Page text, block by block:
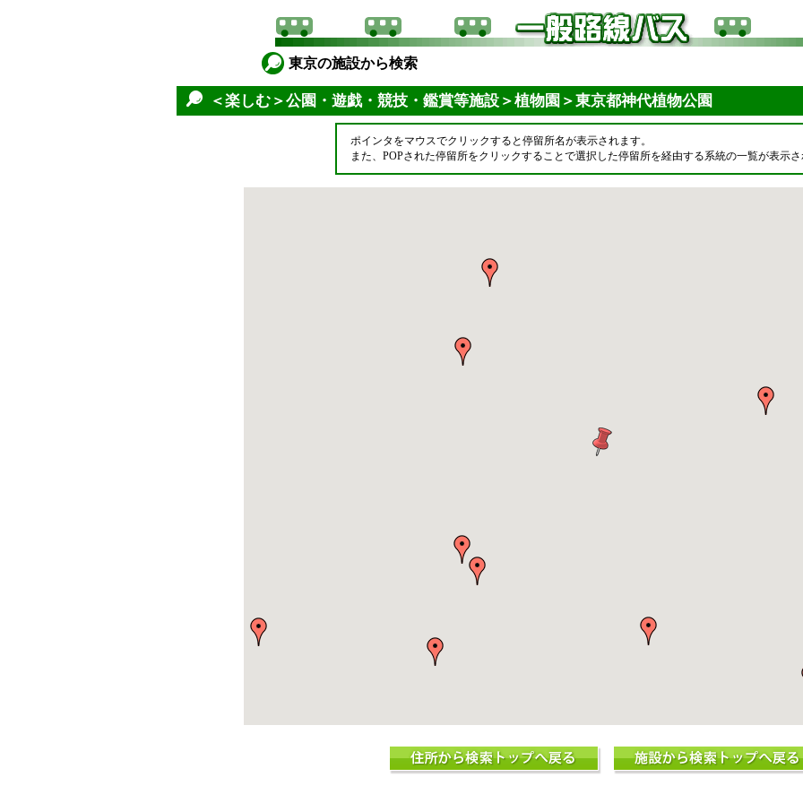
東京の施設から検索
＜楽しむ＞公園・遊戯・競技・鑑賞等施設＞植物園＞東京都神代植物公園
ポインタをマウスでクリックすると停留所名が表示されます。
また、POPされた停留所をクリックすることで選択した停留所を経由する系統の一覧が表示